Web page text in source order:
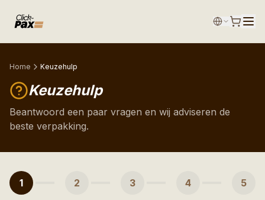
Home Keuzehulp
Keuzehulp
Beantwoord een paar vragen en wij adviseren de
beste verpakking.
1 2 3 4 5